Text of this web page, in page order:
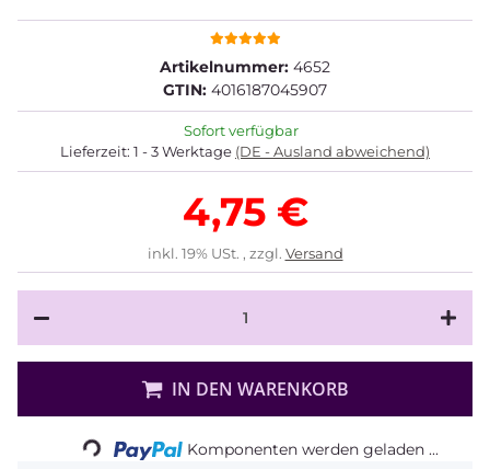
Artikelnummer: 4652
GTIN: 4016187045907
Sofort verfügbar
Lieferzeit: 1 - 3 Werktage (DE - Ausland abweichend)
4,75 €
inkl. 19% USt. , zzgl. Versand
IN DEN WARENKORB
Loading... Komponenten werden geladen ...